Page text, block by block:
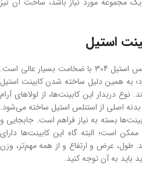
استیل
جنس این کابینت‌های با دوام از استنلس استیل 304 با ضخامت بسیار عالی است.
به همین دلیل ساخته شدن کابینت استیل
دربدار این کابینت‌ها، از لولاهای آرام
اصلی از استنلس استیل ساخته می‌شود.
بسته به نیاز فراهم است. جابجایی و
است؛ البته گاه این کابینت‌ها دارای
عرض و ارتفاع و از همه مهم‌تر، وزن
باید به آن توجه کنید.